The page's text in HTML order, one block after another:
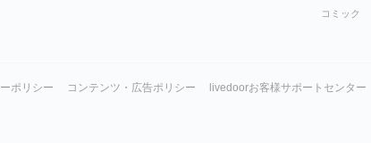
コミック
ポリシー コンテンツ・広告ポリシー livedoorお客様サポートセンター